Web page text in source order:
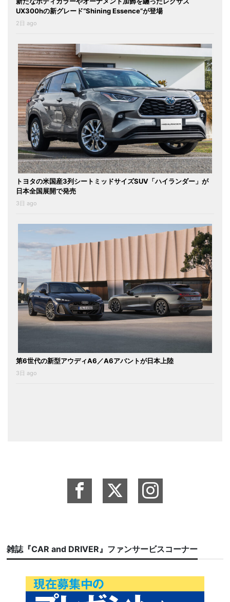
UX300hの新グレード“Shining Essence”が登場
2日 ago
トヨタの米国産3列シートミッドサイズSUV「ハイランダー」が
日本全国展開で発売
3日 ago
第6世代の新型アウディA6／A6アバントが日本上陸
3日 ago
雑誌『CAR and DRIVER』ファンサービスコーナー